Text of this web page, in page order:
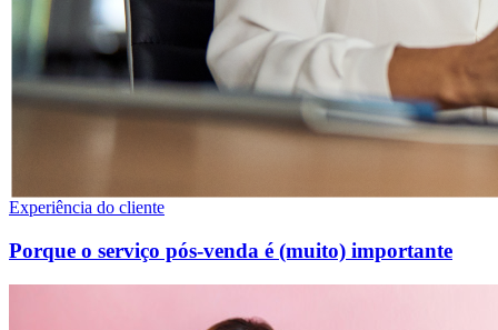
Experiência do cliente
Porque o serviço pós-venda é (muito) importante